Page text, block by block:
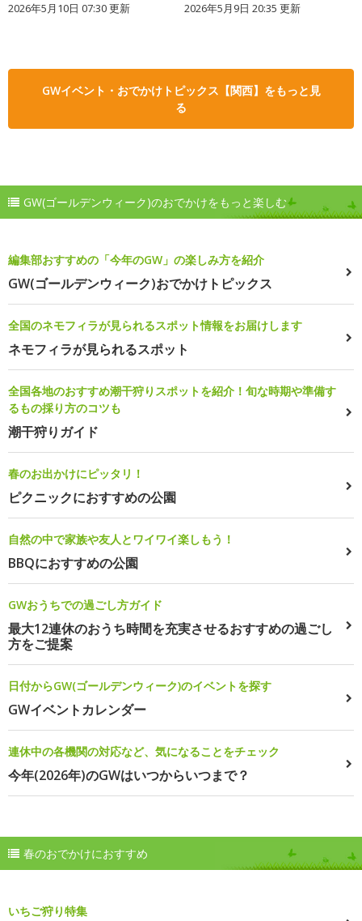
2026年5月10日 07:30 更新 2026年5月9日 20:35 更新
GWイベント・おでかけトピックス【関西】をもっと見
る
GW(ゴールデンウィーク)のおでかけをもっと楽しむ
編集部おすすめの「今年のGW」の楽しみ方を紹介
GW(ゴールデンウィーク)おでかけトピックス
全国のネモフィラが見られるスポット情報をお届けします
ネモフィラが見られるスポット
全国各地のおすすめ潮干狩りスポットを紹介！旬な時期や準備す
るもの採り方のコツも
潮干狩りガイド
春のお出かけにピッタリ！
ピクニックにおすすめの公園
自然の中で家族や友人とワイワイ楽しもう！
BBQにおすすめの公園
GWおうちでの過ごし方ガイド
最大12連休のおうち時間を充実させるおすすめの過ごし
方をご提案
日付からGW(ゴールデンウィーク)のイベントを探す
GWイベントカレンダー
連休中の各機関の対応など、気になることをチェック
今年(2026年)のGWはいつからいつまで？
春のおでかけにおすすめ
いちご狩り特集